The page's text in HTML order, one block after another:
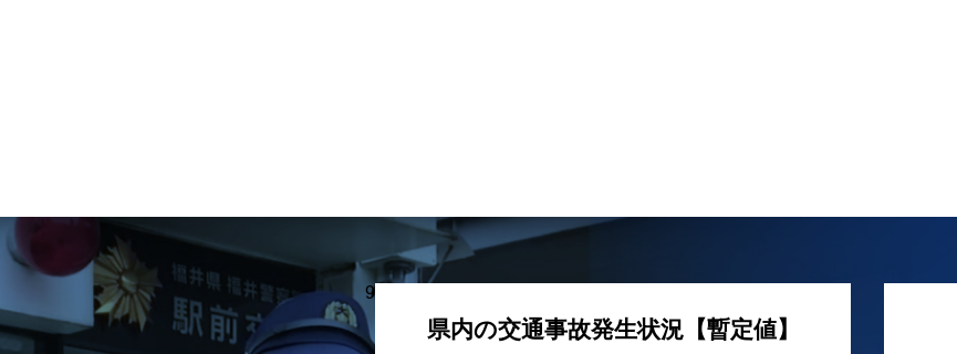
9
県内の交通事故発生状況【暫定値】